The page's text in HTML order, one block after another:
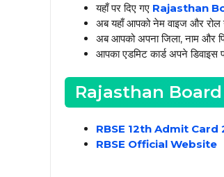
यहाँ पर दिए गए Rajasthan
अब यहाँ आपको नेम वाइज और रोल
अब आपको अपना जिला, नाम और
आपका एडमिट कार्ड अपने
Rajasthan
RBSE 12th Admit
RBSE Official Website